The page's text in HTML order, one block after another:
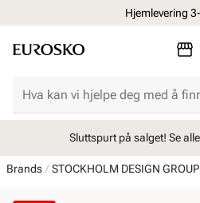
Hjemlevering
Sluttspurt på salget! Se
Brands STOCKHOLM DESIGN GROUP